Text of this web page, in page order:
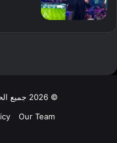
© 2026 جميع الحقوق محفوظة | جيمز ميكس
Our Team